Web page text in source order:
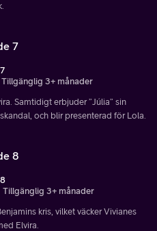
7
Tillgänglig 3+ månader
Samtidigt erbjuder ”Júlia” sin
och blir presenterad för Lola.
8
Tillgänglig 3+ månader
kris, vilket väcker Vivianes
Elvira.